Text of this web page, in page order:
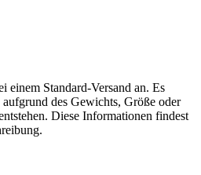
einem Standard-Versand an. Es
des Gewichts, Größe oder
Diese Informationen findest